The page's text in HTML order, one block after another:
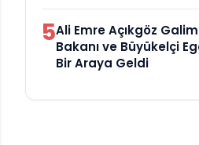
5Ali Emre Açıkgöz
Bakanı ve Büyükelçi
Bir Araya Geldi